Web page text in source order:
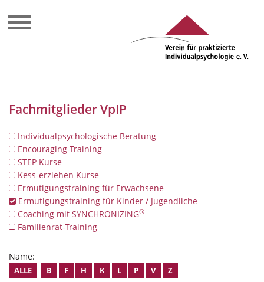
Fachmitglieder VpIP
Individualpsychologische Beratung
Encouraging-Training
STEP Kurse
Kess-erziehen Kurse
Ermutigungstraining für Erwachsene
Ermutigungstraining für Kinder / Jugendliche
Coaching mit SYNCHRONIZING®
Familienrat-Training
Name:
ALLE B F H K L P V Z